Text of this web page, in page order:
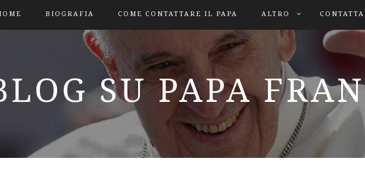
BIOGRAFIA COME CONTATTARE IL PAPA ALTRO
SU PAPA